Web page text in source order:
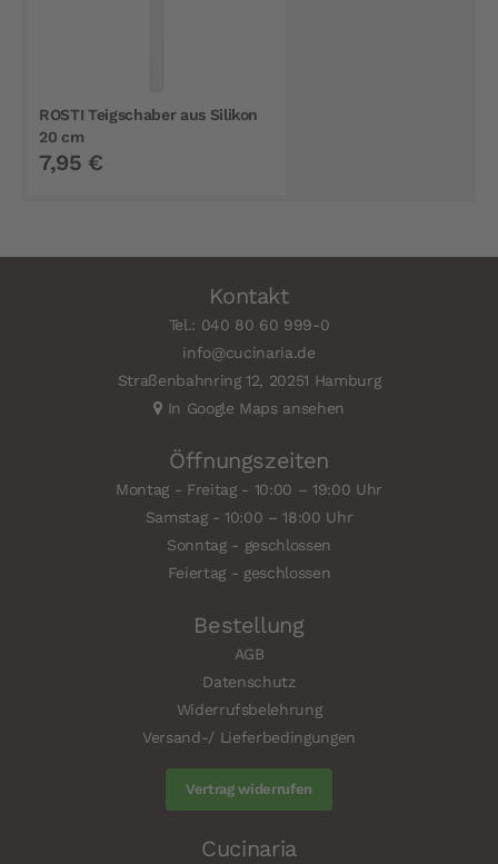
ROSTI Teigschaber aus Silikon
20 cm
7,95 €
Kontakt
Tel.: 040 80 60 999-0
info@cucinaria.de
Straßenbahnring 12, 20251 Hamburg
In Google Maps ansehen
Öffnungszeiten
Montag - Freitag - 10:00 – 19:00 Uhr
Samstag - 10:00 – 18:00 Uhr
Sonntag - geschlossen
Feiertag - geschlossen
Bestellung
AGB
Datenschutz
Widerrufsbelehrung
Versand-/ Lieferbedingungen
Vertrag widerrufen
Cucinaria